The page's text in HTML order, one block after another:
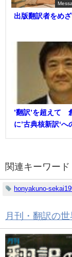
出版翻訳者をめ
’翻訳’を超えて
に’古典核新訳‘へ
関連キーワード
honyakuno-
月刊・翻訳の世